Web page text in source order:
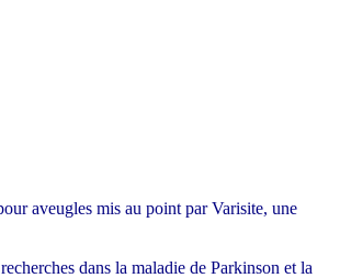
aveugles mis au point par Varisite, une
dans la maladie de Parkinson et la